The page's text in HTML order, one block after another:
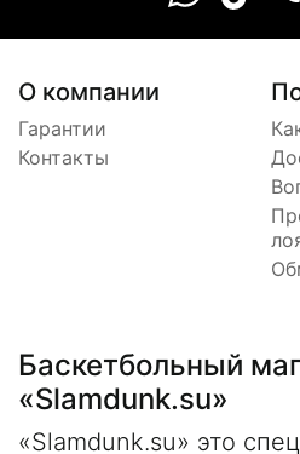
О компании
Гарантии
Контакты
Баскетбольный
«Slamdunk.su»
«Slamdunk.su» это